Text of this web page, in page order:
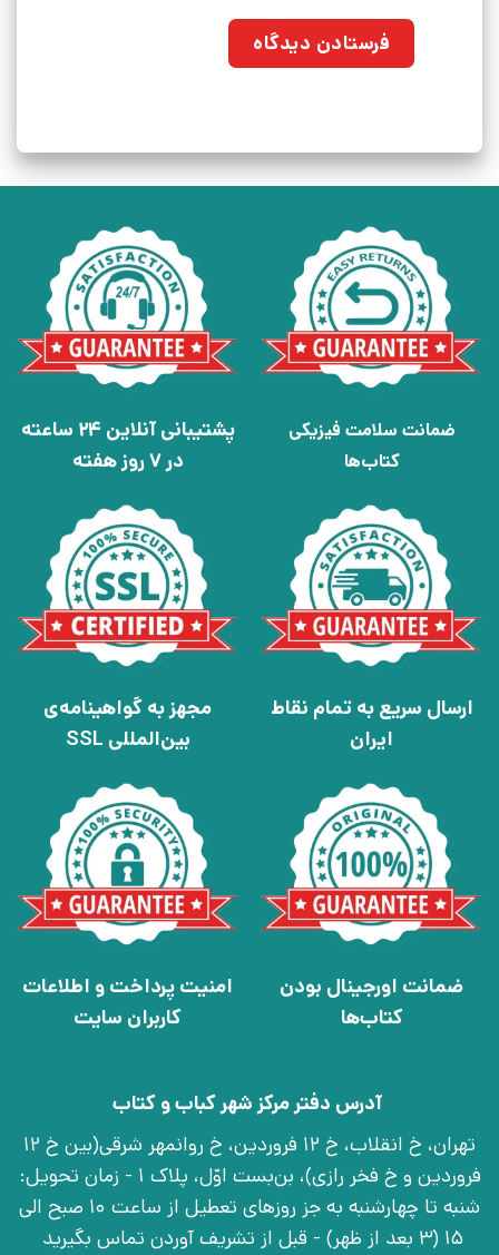
ضمانت سلامت فیزیکی
کتاب‌ها
پشتیبانی آنلاین 24 ساعته
در 7 روز هفته
ارسال سریع به تمام نقاط
ایران
مجهز به گواهینامه‌ی
بین‌المللی SSL
ضمانت اورجینال بودن
کتاب‌ها
امنیت پرداخت و اطلاعات
کاربران سایت
آدرس دفتر مرکز شهر کباب و کتاب
تهران، خ انقلاب، خ 12 فروردین، خ روانمهر شرقی(بین خ 12
فروردین و خ فخر رازی)، بن‌بست اوّل، پلاک 1 - زمان تحویل:
شنبه تا چهارشنبه به جز روزهای تعطیل از ساعت 10 صبح الی
15 (3 بعد از ظهر) - قبل از تشریف آوردن تماس بگیرید